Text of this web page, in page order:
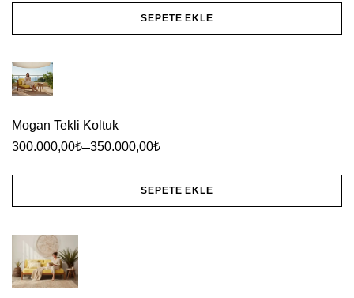
Seçenekler
seçilebilir
SEPETE EKLE
ürünün
birden
fazla
varyasyonu
ürün
sayfasından
seçilebilir
Mogan Tekli Koltuk
300.000,00₺–350.000,00₺
SEPETE EKLE
ürünün
birden
fazla